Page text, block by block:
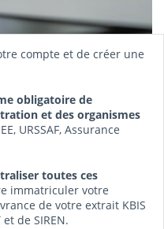
compte et de créer une
obligatoire de
et des organismes
URSSAF, Assurance
toutes ces
immatriculer votre
de votre extrait KBIS
de SIREN.